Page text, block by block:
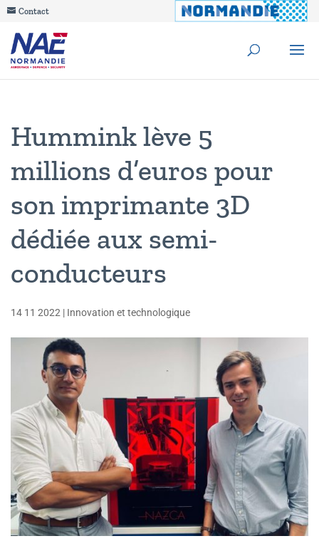
Contact
Hummink lève 5
millions d’euros pour
son imprimante 3D
dédiée aux semi-
conducteurs
14 11 2022 | Innovation et technologique